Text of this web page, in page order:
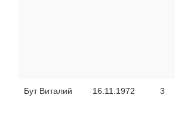
Бут Виталий 16.11.1972 3